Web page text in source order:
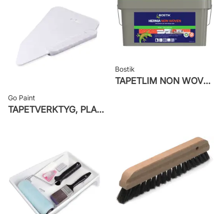
väggen
Leverantörens artikelnummer:
Go Paint
TAPETVERKTYG, PLAST GO PAINT
Bostik
TAPETLIM NON WOVEN